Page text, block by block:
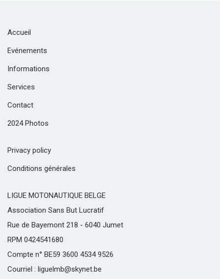
Accueil
Evénements
Informations
Services
Contact
2024 Photos
Privacy policy
Conditions générales
LIGUE MOTONAUTIQUE BELGE
Association Sans But Lucratif
Rue de Bayemont 218 - 6040 Jumet
RPM 0424541680
Compte n° BE59 3600 4534 9526
Courriel : liguelmb@skynet.be